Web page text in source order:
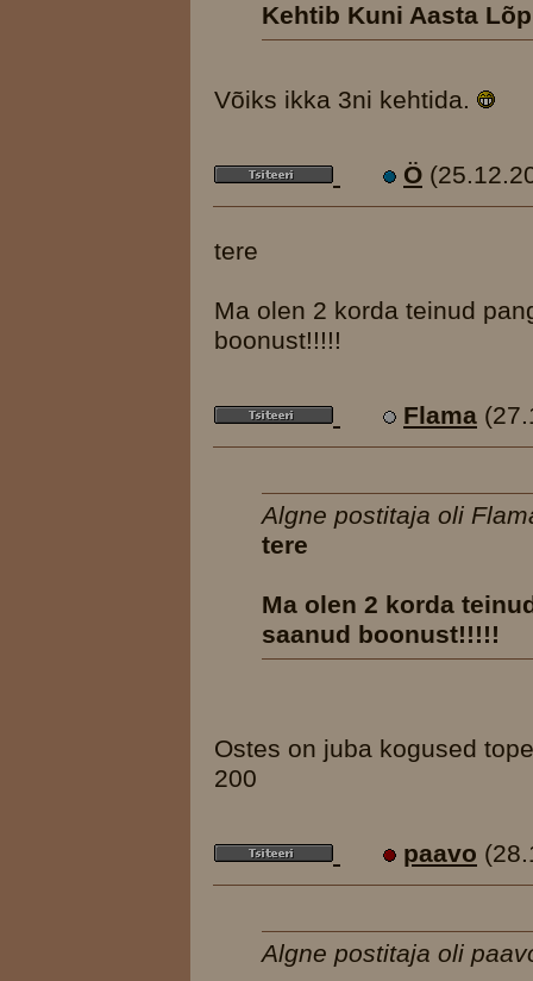
Kehtib Kuni Aasta
Võiks ikka 3ni kehtida.
Ö
tere
Ma olen 2 korda teinud
boonust!!!!!
Flama
Algne postitaja oli
tere
Ma olen 2 korda
saanud boonust!!!!!
Ostes on juba kogused
200
paavo
Algne postitaja oli